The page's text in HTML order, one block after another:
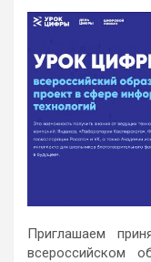
Приглашаем
всероссийском